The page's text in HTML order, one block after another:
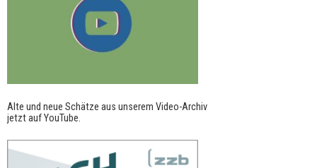
Alte und neue Schätze aus unserem Video-Archiv
jetzt auf YouTube.